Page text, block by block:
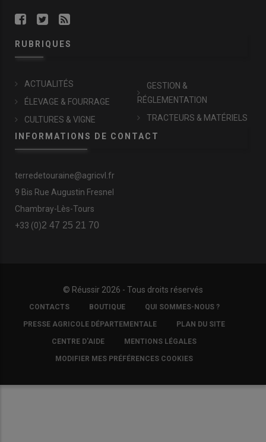
RUBRIQUES
ACTUALITÉS
ÉLEVAGE & FOURRAGE
CULTURES & VIGNE
GESTION &
RÉGLEMENTATION
TRACTEURS & MATÉRIELS
INFORMATIONS DE CONTACT
terredetouraine@agricvl.fr
9 Bis Rue Augustin Fresnel
Chambray-Lès-Tours
+33 (0)2 47 25 21 70
© Réussir 2026 - Tous droits réservés
FOOTER
COPYRIGHT
CONTACTS BOUTIQUE QUI SOMMES-NOUS ?
PRESSE AGRICOLE DÉPARTEMENTALE PLAN DU SITE
CENTRE D'AIDE MENTIONS LÉGALES
MODIFIER MES PRÉFÉRENCES COOKIES